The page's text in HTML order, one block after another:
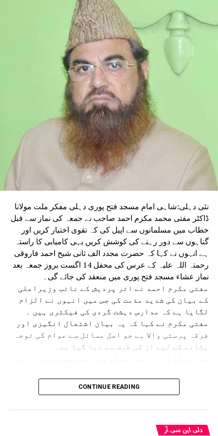
والوں کو بڑا تحفہ،ہولی اور دیوالی پرملے گا مفت
سلنڈر
DON'T MISS
مفتی محمد مکرم احمدکاچندہ نہ دینے پر مسجد اور
مکانوں کو نذر آتش کرنے والوں پر کارروائی کا مطالبہ
نئی دہلی:شاہی امام مسجد فتح پوری دہلی مفکر ملت مولانا
ڈاکٹر مفتی محمد مکرم احمد صاحب نے جمعہ کی نماز سے قبل
خطاب میں مسلمانوں سے اپیل کی کہ تقوی اختیار کریں اور
گناہوں سے دور رہنے کی کوشش کریں یہی کامیابی کا راستہ
ہے انہوں نے کہا کہ حضرت مجدد الف ثانی شیخ احمد فاروقی
رحمتہ اللہ علیہ کے عرس کی محفل 14 اگست بروز جمعہ بعد
نماز عشاء مسجد فتح پوری میں منعقد کی جائے گی۔
مفتی مکرم احمد نے اتر پردیش کے نائب وزیراعلی
کے بیان کی شدید مذمت کی جس میں انہوں نے الزام
لگایا ہے کہ مدارس دہشت گردی کی فیکٹری ہیں ۔
مفتی مکرم نے کہا کہ یہ بیان اشتعال انگیزی اور
فرقہ پرستی والا ہے جو اصل مسائل سے عوام کی توجہ
ہٹانے کے لیے ان کی طرف سے دیا گیا ہے۔
مدرسہ میں دہشت گردی کا ثبوت نہیں ملا ہے بہت عرصے
سے مدارس پر یہ الزام لگایا جاتا رہا ہے جس کا
ساتھ ہمدردی کا اظہار کرتے ہوئے عوام سے اپیل کی
CONTINUE READING
دلی این سی آر